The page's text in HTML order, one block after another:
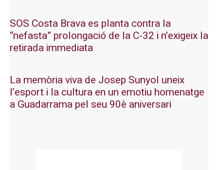
SOS Costa Brava es planta contra la
“nefasta” prolongació de la C-32 i n’exigeix la
retirada immediata
La memòria viva de Josep Sunyol uneix
l’esport i la cultura en un emotiu homenatge
a Guadarrama pel seu 90è aniversari